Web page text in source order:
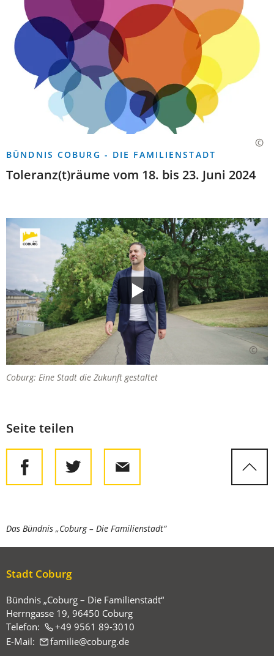
BÜNDNIS COBURG - DIE FAMILIENSTADT
Toleranz(t)räume vom 18. bis 23. Juni 2024
Coburg: Eine Stadt die Zukunft gestaltet
Seite teilen
Sie
befinden
sich
Das Bündnis „Coburg – Die Familienstadt“
Stadt Coburg
Bündnis „Coburg – Die Familienstadt“
Herrngasse 19, 96450 Coburg
Telefon:
+49 9561 89-3010
E-Mail:
familie coburg de